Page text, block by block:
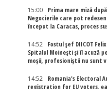
15:00
Prima mare miză
Negocierile care pot
început la Caracas, proces
14:52
Fostul șef DIICOT
Spitalul Moinești și îl acuză
moșii, profesioniștii nu sunt
14:52
Romania's Electoral
registration for EU voters,